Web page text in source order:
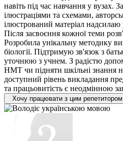
навіть під час навчання у вузах.
ілюстраціями та схемами,
ілюстрований матеріал надсилаю
Після засвоєння кожної теми
Розробила унікальну методику
біології. Підтримую зв'язок з
уточнюю з учнем. З радістю
НМТ чи підняти шкільні знання
доступний рівень викладання
та працьовитість є неодмінною
Хочу працювати з цим репетитором